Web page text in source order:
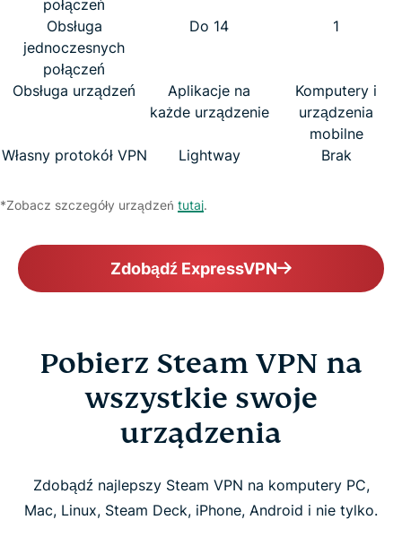
połączeń
Obsługa
jednoczesnych
połączeń
Do 14 1
Obsługa urządzeń
Aplikacje na
każde urządzenie
Komputery i
urządzenia
mobilne
Własny protokół VPN
Lightway Brak
*Zobacz szczegóły urządzeń tutaj.
Zdobądź ExpressVPN
Pobierz Steam VPN na
wszystkie swoje
urządzenia
Zdobądź najlepszy Steam VPN na komputery PC,
Mac, Linux, Steam Deck, iPhone, Android i nie tylko.